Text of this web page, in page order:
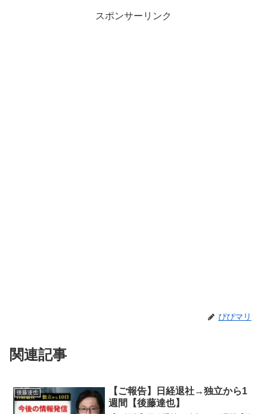
スポンサーリンク
ぴぴマリ
関連記事
後藤達也
【ご報告】日経退社→独立から1
週間【後藤達也】